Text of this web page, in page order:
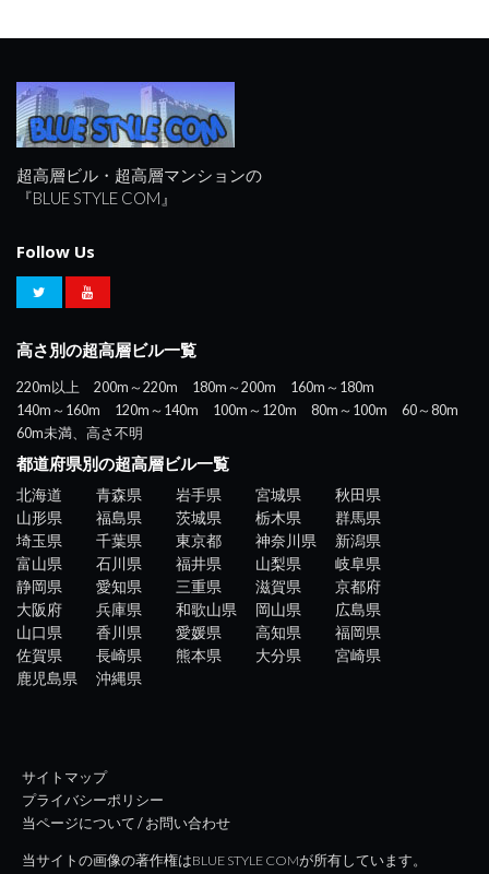
超高層ビル・超高層マンションの
『BLUE STYLE COM』
Follow Us
高さ別の超高層ビル一覧
220m以上 200m～220m 180m～200m
160m～180m
140m～160m
120m～140m 100m～120m 80m～100m
60～80m
60m未満、高さ不明
都道府県別の超高層ビル一覧
北海道 青森県 岩手県 宮城県
秋田県
山形県
福島県 茨城県 栃木県
群馬県
埼玉県
千葉県 東京都 神奈川県
新潟県
富山県
石川県 福井県 山梨県
岐阜県
静岡県
愛知県 三重県 滋賀県
京都府
大阪府
兵庫県 和歌山県 岡山県
広島県
山口県
香川県 愛媛県 高知県
福岡県
佐賀県
長崎県 熊本県 大分県
宮崎県
鹿児島県
沖縄県
サイトマップ
プライバシーポリシー
当ページについて / お問い合わせ
当サイトの画像の著作権はBLUE STYLE COMが所有しています。